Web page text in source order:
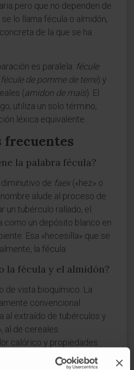
pero que no dependen de
lo llama fécula o almidón,
de la que se ha
es paralela: fécule
fécule de pomme de terre) y
(amidon de maïs). El
utiliza un solo término,
léxica equivalente.
frecuentes
la palabra fécula?
diminutivo de faex(«hez» o
alude al proceso de
un tubérculo rallado, el
como un depósito blanco en
Esa «hecesilla» que se
la fécula.
la fécula y el almidón?
de vista bioquímico. La
convencional:
al extraído de tubérculos y
al de cereales.
calórico y propiedades